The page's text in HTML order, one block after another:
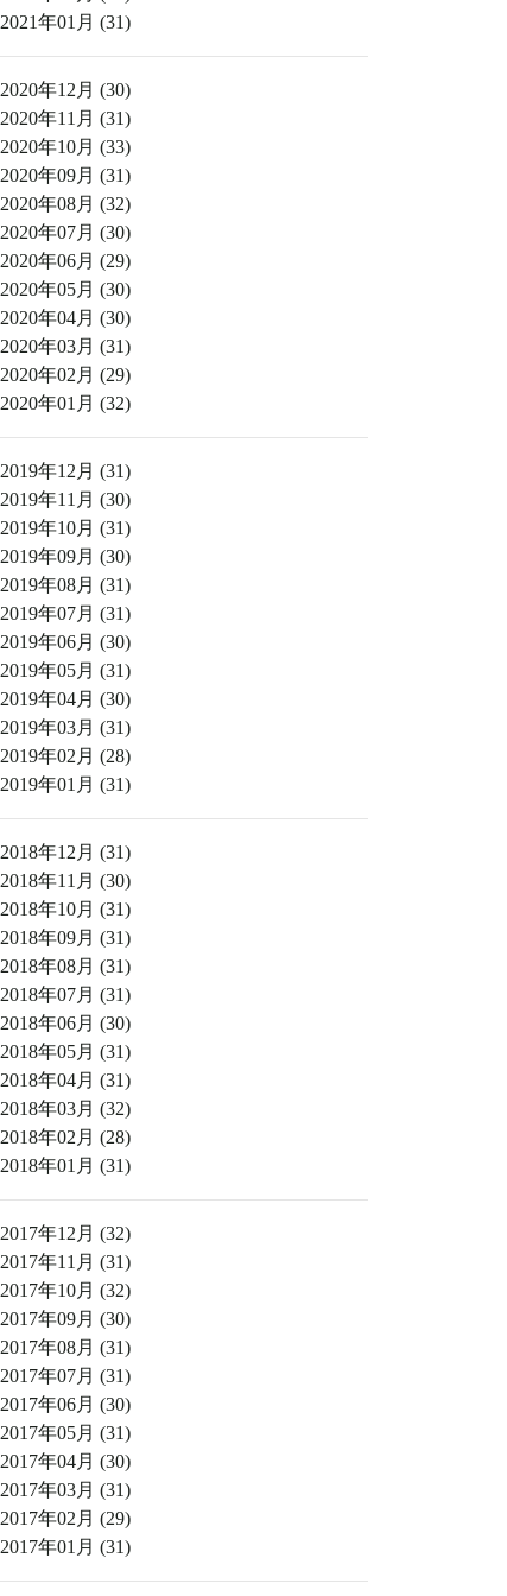
2021年01月 (31)
2020年12月 (30)
2020年11月 (31)
2020年10月 (33)
2020年09月 (31)
2020年08月 (32)
2020年07月 (30)
2020年06月 (29)
2020年05月 (30)
2020年04月 (30)
2020年03月 (31)
2020年02月 (29)
2020年01月 (32)
2019年12月 (31)
2019年11月 (30)
2019年10月 (31)
2019年09月 (30)
2019年08月 (31)
2019年07月 (31)
2019年06月 (30)
2019年05月 (31)
2019年04月 (30)
2019年03月 (31)
2019年02月 (28)
2019年01月 (31)
2018年12月 (31)
2018年11月 (30)
2018年10月 (31)
2018年09月 (31)
2018年08月 (31)
2018年07月 (31)
2018年06月 (30)
2018年05月 (31)
2018年04月 (31)
2018年03月 (32)
2018年02月 (28)
2018年01月 (31)
2017年12月 (32)
2017年11月 (31)
2017年10月 (32)
2017年09月 (30)
2017年08月 (31)
2017年07月 (31)
2017年06月 (30)
2017年05月 (31)
2017年04月 (30)
2017年03月 (31)
2017年02月 (29)
2017年01月 (31)